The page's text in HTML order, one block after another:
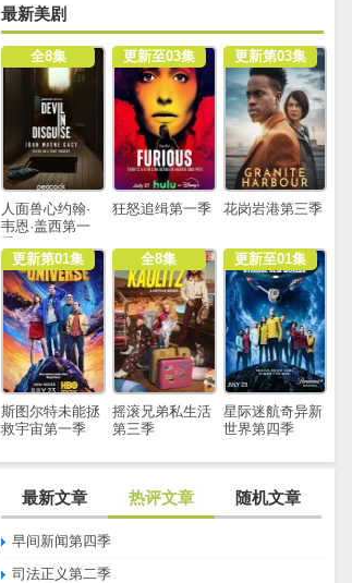
最新美剧
全8集
人面兽心约翰·
韦恩·盖西第一
季
更新至03集
狂怒追缉第一季
更新第03集
花岗岩港第三季
更新第01集
斯图尔特未能拯
救宇宙第一季
全8集
摇滚兄弟私生活
第三季
更新至01集
星际迷航奇异新
世界第四季
最新文章 热评文章 随机文章
早间新闻第四季
司法正义第二季